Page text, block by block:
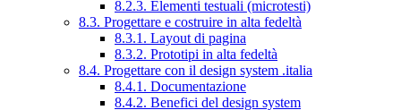
8.2.3. Elementi testuali (microtesti)
8.3. Progettare e costruire in alta fedeltà
8.3.1. Layout di pagina
8.3.2. Prototipi in alta fedeltà
8.4. Progettare con il design system .italia
8.4.1. Documentazione
8.4.2. Benefici del design system